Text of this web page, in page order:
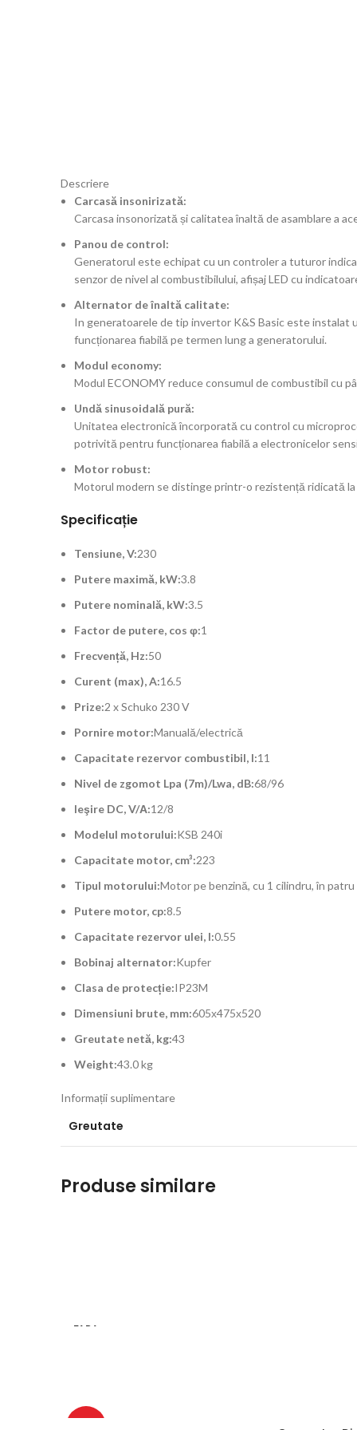
Descriere
Carcasă insonirizată:
Carcasa insonorizată și calitatea înaltă de asamblare a
Panou de control:
Generatorul este echipat cu un controler a tuturor
senzor de nivel al combustibilului, afișaj LED cu
Alternator de înaltă calitate:
In generatoarele de tip invertor K&S Basic este instalat
funcționarea fiabilă pe termen lung a generatorului.
Modul economy:
Modul ECONOMY reduce consumul de combustibil cu
Undă sinusoidală pură:
Unitatea electronică încorporată cu control cu
potrivită pentru funcționarea fiabilă a electronicelor
Motor robust:
Motorul modern se distinge printr-o rezistență ridicată
Specificație
Tensiune, V:230
Putere maximă, kW:3.8
Putere nominală, kW:3.5
Factor de putere, cos φ:1
Frecvență, Hz:50
Curent (max), A:16.5
Prize:2 x Schuko 230 V
Pornire motor:Manuală/electrică
Capacitate rezervor combustibil, l:11
Nivel de zgomot Lpa (7m)/Lwa, dB:68/96
Ieşire DC, V/А:12/8
Modelul motorului:KSB 240i
Capacitate motor, cm³:223
Tipul motorului:Motor pe benzină, cu 1 cilindru, în
Putere motor, cp:8.5
Capacitate rezervor ulei, l:0.55
Bobinaj alternator:Kupfer
Clasa de protecție:IP23M
Dimensiuni brute, mm:605х475х520
Greutate netă, kg:43
Weight:43.0 kg
Informații suplimentare
Greutate
Produse similare
FARA